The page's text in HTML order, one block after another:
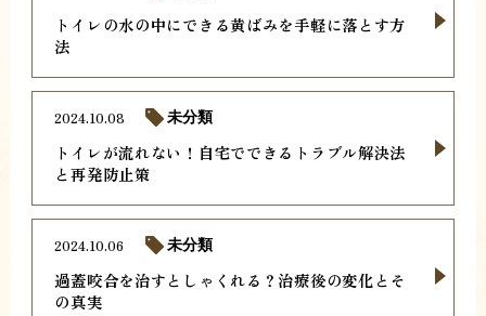
トイレの水の中にできる黄ばみを手軽に落とす方
法
トイレが流れない！自宅でできるトラブル解決法
と再発防止策
2024.10.08 未分類
過蓋咬合を治すとしゃくれる？治療後の変化とそ
の真実
2024.10.06 未分類